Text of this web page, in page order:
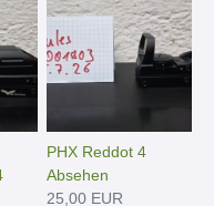
PHX Reddot 4
Absehen
25,00 EUR